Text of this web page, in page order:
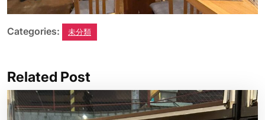
Categories: 未分類
Related Post